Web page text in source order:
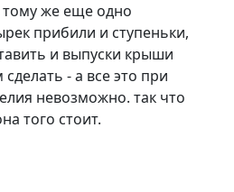
же еще одно
прибили и ступеньки,
и выпуски крыши
- а все это при
невозможно. так что
того стоит.